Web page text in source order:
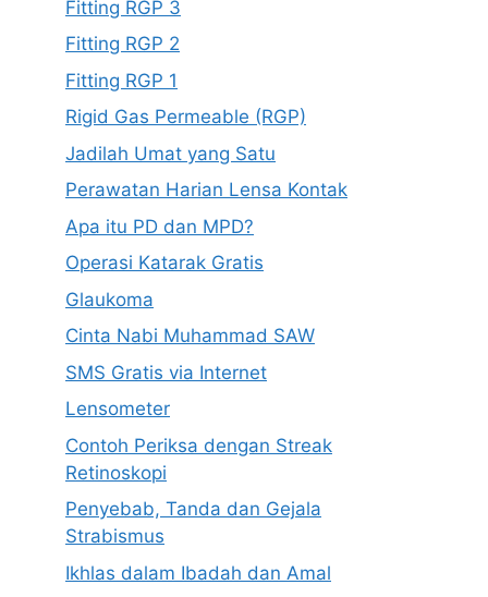
Fitting RGP 3
Fitting RGP 2
Fitting RGP 1
Rigid Gas Permeable (RGP)
Jadilah Umat yang Satu
Perawatan Harian Lensa Kontak
Apa itu PD dan MPD?
Operasi Katarak Gratis
Glaukoma
Cinta Nabi Muhammad SAW
SMS Gratis via Internet
Lensometer
Contoh Periksa dengan Streak
Retinoskopi
Penyebab, Tanda dan Gejala
Strabismus
Ikhlas dalam Ibadah dan Amal